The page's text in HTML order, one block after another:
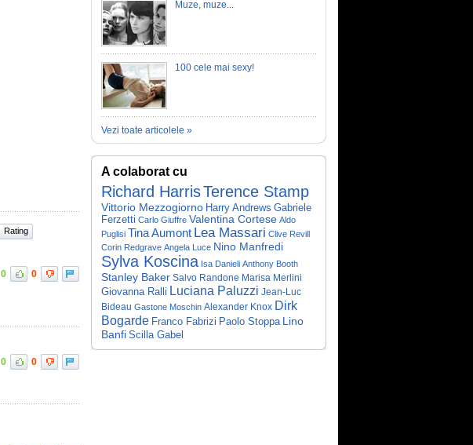
Rating
0 0
0 0
Muze, muze...
100 cele mai sexy!
Vezi toate articolele »
A colaborat cu
Richard HarrisTerence Stamp
Vittorio Mezzogiorno Harry Andrews Gabriele
Ferzetti Carlo Giuffre Valentina Cortese Aldo
Puglisi Tina Aumont Lea Massari Clive Revill
Corin Redgrave Angela Luce Nino Manfredi
Sylva Koscina Isa Danieli Anthony Booth
Stanley Baker Salvo Randone Marisa Merlini
Giovanna Ralli Luciana Paluzzi Jean-Luc
Bideau Gastone Moschin Alexander Knox Dirk
Bogarde Franco Fabrizi Paolo Stoppa Lino
Banfi Scilla Gabel